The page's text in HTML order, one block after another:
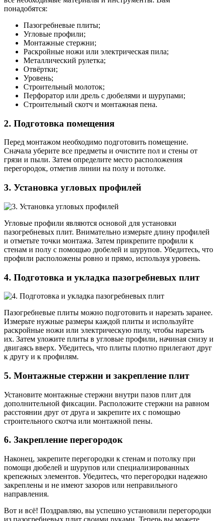
понадобятся:
Пазогребневые плиты;
Угловые профили;
Монтажные стержни;
Раскройные ножи или электрическая пила;
Металлический рулетка;
Отвёртки;
Уровень;
Строительный молоток;
Перфоратор или дрель с дюбелями и шурупами;
Строительный скотч и монтажная пена.
2. Подготовка помещения
Перед монтажом необходимо подготовить помещение.
Сначала уберите все предметы и очистите пол и стены от
грязи и пыли. Затем определите место расположения
перегородок, отметив линии на полу и потолке.
3. Установка угловых профилей
Угловые профили являются основой для установки
пазогребневых плит. Внимательно измерьте длину профилей
и отметьте точки монтажа. Затем прикрепите профили к
стенам и полу с помощью дюбелей и шурупов. Убедитесь, что
профили расположены ровно и прямо, используя уровень.
4. Подготовка и укладка пазогребневых плит
Пазогребневые плиты можно подготовить и нарезать заранее.
Измерьте нужные размеры каждой плиты и используйте
раскройные ножи или электрическую пилу, чтобы нарезать
их. Затем уложите плиты в угловые профили, начиная снизу и
двигаясь вверх. Убедитесь, что плиты плотно прилегают друг
к другу и к профилям.
5. Монтажные стержни и закрепление плит
Установите монтажные стержни внутри пазов плит для
дополнительной фиксации. Расположите стержни на равном
расстоянии друг от друга и закрепите их с помощью
строительного скотча или монтажной пены.
6. Закрепление перегородок
Наконец, закрепите перегородки к стенам и потолку при
помощи дюбелей и шурупов или специализированных
крепежных элементов. Убедитесь, что перегородки надежно
закреплены и не имеют зазоров или неправильного
направления.
Вот и всё! Поздравляю, вы успешно установили перегородки